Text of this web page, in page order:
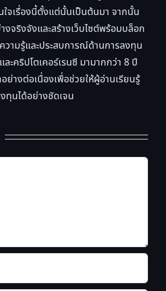
จเรื่องนี้ตั้งแต่นั้นเป็นต้นมา จากนั้น
จริงจังและสร้างเว็บไซต์พร้อมบล็อก
วามรู้และประสบการณ์ด้านการลงทุน
ะคริปโตเคอร์เรนซี มามากกว่า 8 ปี
ย่างต่อเนื่องเพื่อช่วยให้ผู้อ่านเรียนรู้
งทุนได้อย่างชัดเจน